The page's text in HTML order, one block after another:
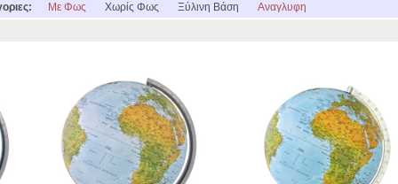
Με Φως Χωρίς Φως Ξύλινη Βάση Αναγλυφη